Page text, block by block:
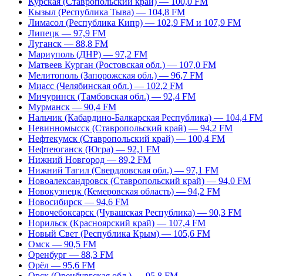
Кызыл (Республика Тыва) — 104,8 FM
Лимасол (Республика Кипр) — 102,9 FM и 107,9 FM
Липецк — 97,9 FM
Луганск — 88,8 FM
Мариуполь (ДНР) — 97,2 FM
Матвеев Курган (Ростовская обл.) — 107,0 FM
Мелитополь (Запорожская обл.) — 96,7 FM
Миасс (Челябинская обл.) — 102,2 FM
Мичуринск (Тамбовская обл.) — 92,4 FM
Мурманск — 90,4 FM
Нальчик (Кабардино-Балкарская Республика) — 104,4 FM
Невинномысск (Ставропольский край) — 94,2 FM
Нефтекумск (Ставропольский край) — 100,4 FM
Нефтеюганск (Югра) — 92,1 FM
Нижний Новгород — 89,2 FM
Нижний Тагил (Свердловская обл.) — 97,1 FM
Новоалександровск (Ставропольский край) — 94,0 FM
Новокузнецк (Кемеровская область) — 94,2 FM
Новосибирск — 94,6 FM
Новочебоксарск (Чувашская Республика) — 90,3 FM
Норильск (Красноярский край) — 107,4 FM
Новый Свет (Республика Крым) — 105,6 FM
Омск — 90,5 FM
Оренбург — 88,3 FM
Орёл — 95,6 FM